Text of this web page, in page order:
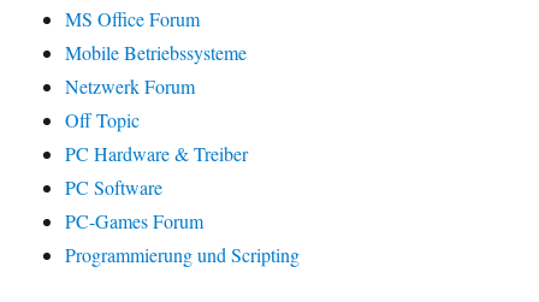
MS Office Forum
Mobile Betriebssysteme
Netzwerk Forum
Off Topic
PC Hardware & Treiber
PC Software
PC-Games Forum
Programmierung und Scripting